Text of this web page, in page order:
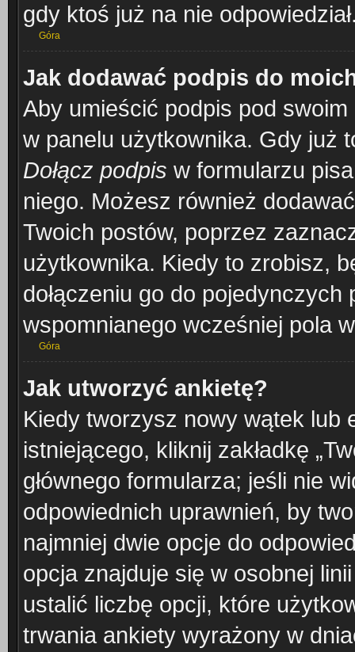
gdy ktoś już na nie
Góra
Jak dodawać podpis do
Aby umieścić podpis pod
w panelu użytkownika. Gdy już
Dołącz podpis w formularzu
niego. Możesz również
Twoich postów, poprzez
użytkownika. Kiedy to zrobisz,
dołączeniu go do
wspomnianego wcześniej pola
Góra
Jak utworzyć ankietę?
Kiedy tworzysz nowy wątek lub
istniejącego, kliknij zakładkę
głównego formularza; jeśli nie
odpowiednich uprawnień, by
najmniej dwie opcje do
opcja znajduje się w osobnej
ustalić liczbę opcji, które
trwania ankiety wyrażony w